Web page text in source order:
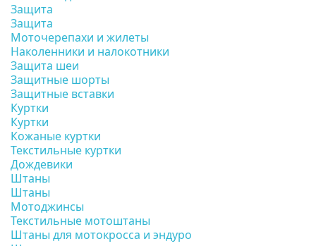
Защита
Защита
Моточерепахи и жилеты
Наколенники и налокотники
Защита шеи
Защитные шорты
Защитные вставки
Куртки
Куртки
Кожаные куртки
Текстильные куртки
Дождевики
Штаны
Штаны
Мотоджинсы
Текстильные мотоштаны
Штаны для мотокросса и эндуро